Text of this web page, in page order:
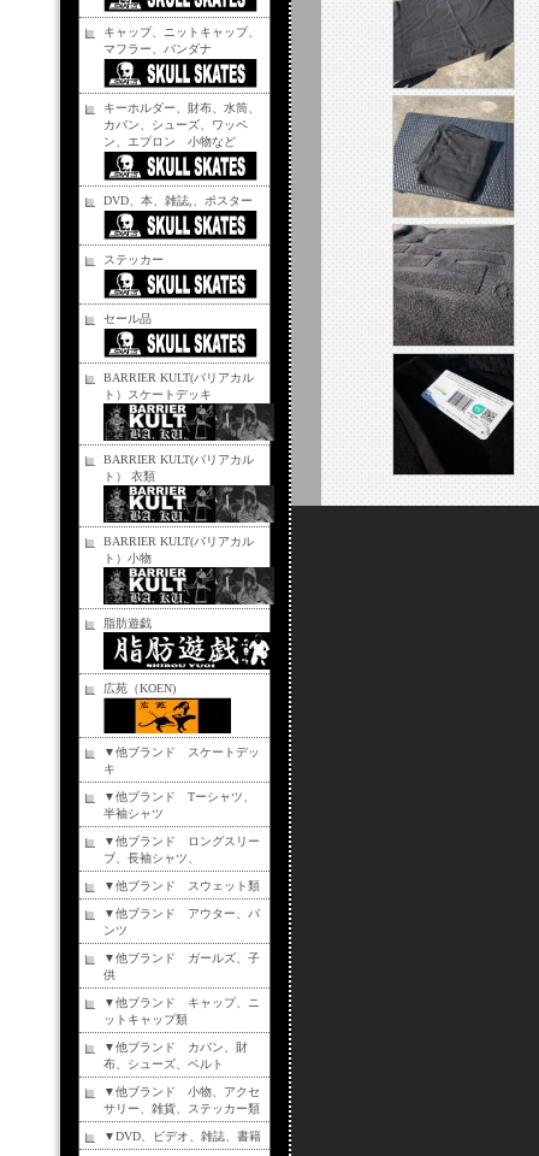
キャップ、ニットキャップ、
マフラー、バンダナ
キーホルダー、財布、水筒、
カバン、シューズ、ワッペ
ン、エプロン 小物など
DVD、本、雑誌,、ポスター
ステッカー
セール品
BARRIER KULT(バリアカル
ト）スケートデッキ
BARRIER KULT(バリアカル
ト） 衣類
BARRIER KULT(バリアカル
ト）小物
脂肪遊戯
広苑（KOEN)
▼他ブランド スケートデッ
キ
▼他ブランド Tーシャツ、
半袖シャツ
▼他ブランド ロングスリー
ブ、長袖シャツ、
▼他ブランド スウェット類
▼他ブランド アウター、パ
ンツ
▼他ブランド ガールズ、子
供
▼他ブランド キャップ、ニ
ットキャップ類
▼他ブランド カバン、財
布、シューズ、ベルト
▼他ブランド 小物、アクセ
サリー、雑貨、ステッカー類
▼DVD、ビデオ、雑誌、書籍